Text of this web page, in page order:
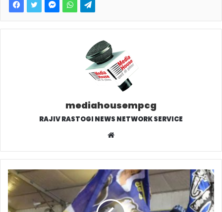
mediahousempcg
RAJIV RASTOGI NEWS NETWORK SERVICE
b
s
i
t
e